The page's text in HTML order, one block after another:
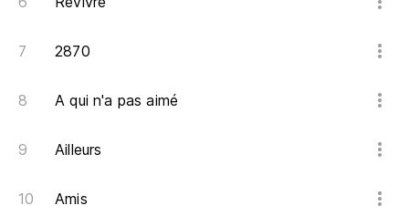
2870
A qui n'a pas aimé
Ailleurs
Amis